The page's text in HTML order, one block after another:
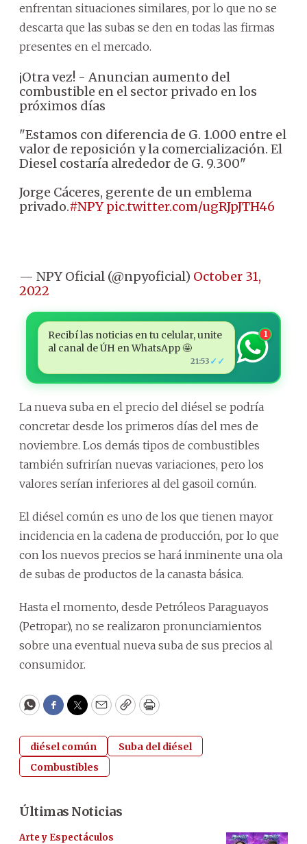
enfrentan situaciones similares, por lo que no se
descarta que las subas se den en todas las firmas
presentes en el mercado.
¡Otra vez! - Anuncian aumento del
combustible en el sector privado en los
próximos días
"Estamos con diferencia de G. 1.000 entre el
valor de reposición y la comercialización. El
Diesel costaría alrededor de G. 9.300"
Jorge Cáceres, gerente de un emblema
privado.#NPY pic.twitter.com/ugRJpJTH46
— NPY Oficial (@npyoficial) October 31,
2022
Recibí las noticias en tu celular, unite
al canal de ÚH en WhatsApp 🤩
21:53 ✓✓
1
La nueva suba en el precio del diésel se podría
concretar desde los primeros días del mes de
noviembre. Los demás tipos de combustibles
también sufrirían nuevas variaciones, pero los
valores serían inferiores al del gasoil común.
El diésel común es uno de los que tienen mayor
incidencia en la cadena de producción, por lo que
con los nuevos precios se hará inminente una ola
de subas de productos de la canasta básica.
Hasta el momento, desde Petróleos Paraguayos
(Petropar), no se realizaron pronunciamientos
sobre una eventual nueva suba de sus precios al
consumidor.
WhatsApp
Facebook
Twitter
EmailCopyPrint
diésel común
Suba del diésel
Combustibles
Últimas Noticias
Arte y Espectáculos